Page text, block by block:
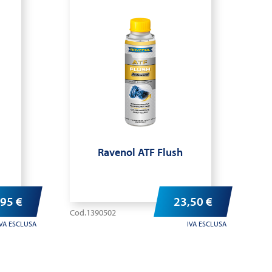
€
ESCLUSA
Ravenol ATF Flush
Cod.1390502
23,50€
IVA ESCLUSA